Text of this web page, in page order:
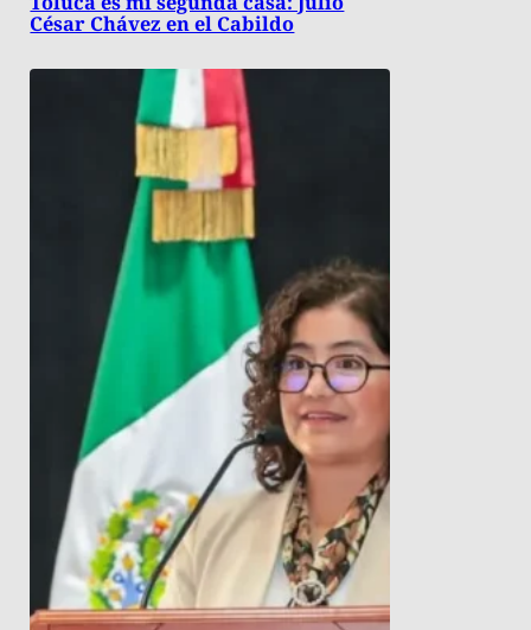
César Chávez en el Cabildo